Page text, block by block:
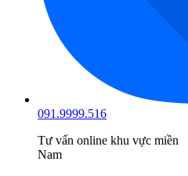
091.9999.516
Tư vấn online khu vực miền
Nam